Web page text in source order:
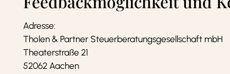
Adresse:
Tholen & Partner Steuerberatungsgesellschaft mbH
Theaterstraße 21
52062 Aachen